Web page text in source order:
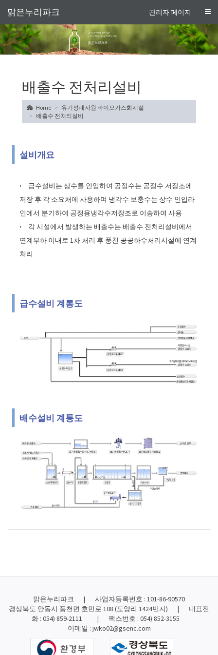
맑은누리파크 관리자 페이지
배출수 전처리설비
Home
유기성폐자원 바이오가스화시설
배출수 전처리설비
설비개요
· 급수설비는 상수를 인입하여 공정수는 공정수 저장조에
저장 후 각 소요처에 사용하며 냉각수 보충수는 상수 인입라
인에서 분기하여 공정용냉각수저장조로 이송하여 사용
· 각 시설에서 발생하는 배출수는 배출수 전처리설비에서
연계부하 이내로 1차 처리 후 풍천 공공하수처리시설에 연계
처리
급수설비 계통도
배수설비 계통도
맑은누리파크 | 사업자등록번호 : 101-86-90570
경상북도 안동시 풍천면 호민로 108 (도양리 1424번지) | 대표전
화 : 054) 859-2111 | 팩스번호 : 054) 852-3155
이메일 : jwko02@gsenc.com